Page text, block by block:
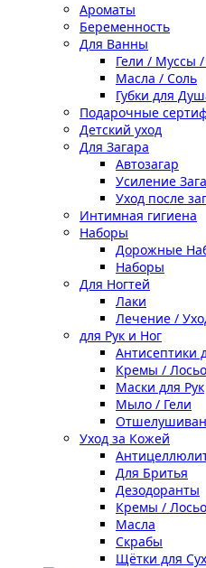
Ароматы
Беременность
Для Ванны
Гели / Муссы
Масла / Соль
Губки для
Подарочные
Детский уход
Для Загара
Автозагар
Усиление
Уход после
Интимная гигиена
Наборы
Дорожные
Наборы
Для Ногтей
Лаки
Лечение /
для Рук и Ног
Антисептики
Кремы /
Маски для Рук
Мыло / Гели
Уход за Кожей
Для Бритья
Дезодоранты
Кремы /
Масла
Скрабы
Щётки для